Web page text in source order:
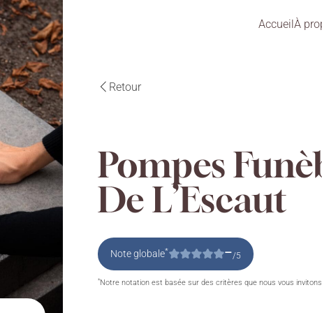
AccueilÀ
Retour
Pompes
De L’Escaut
Note globale* –/5
*Notre notation est basée sur des critères que nous vous